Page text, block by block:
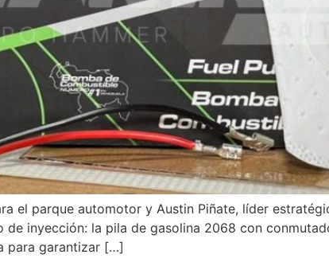
el parque automotor y Austin Piñate, líder
inyección: la pila de gasolina 2068 con
para garantizar […]